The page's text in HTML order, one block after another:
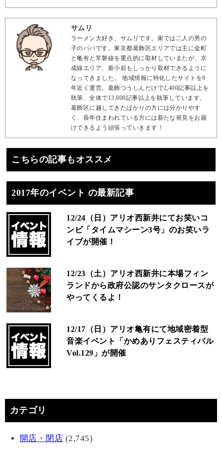
サムリ
ラーメン大好き、サムリです。家では二人の男の
子のパパです。東京都葛飾区エリアでは主に金町
と亀有と常磐線を重点的に取材していまたが、京
成線エリア、新小岩もしっかり取材できるように
なってきました。 地域情報に特化したサイトを9
年近く運営。葛飾つうしんだけで2,400記事以上を
執筆、全体で13,000記事以上を執筆しています。
葛飾区に越してきたばかりの方には分かりやす
く、長年住まわれている方には新たな発見をお届
けできるよう頑張っていきます！
こちらの記事もオススメ
2017年のイベント の最新記事
12/24（日）アリオ西新井にてお笑いコ
ンビ「タイムマシーン3号」のお笑いラ
イブが開催！
12/23（土）アリオ西新井に本場フィン
ランドから政府公認のサンタクロースが
やってくるよ！
12/17（日）アリオ亀有にて地域密着型
音楽イベント「かめありフェスティバル
Vol.129」が開催
カテゴリ
開店・閉店 (2,745)